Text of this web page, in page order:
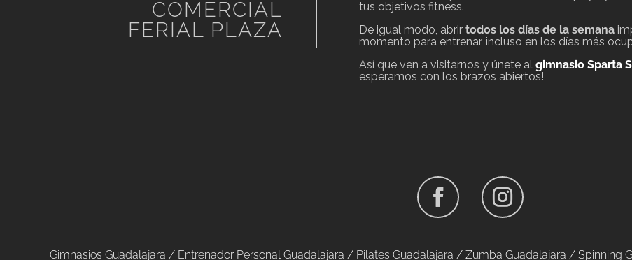
COMERCIAL
FERIAL PLAZA
tus objetivos fitness.
De igual modo, abrir todos los días de la semana
momento para entrenar, incluso en los días más
Así que ven a visitarnos y únete al gimnasio Sparta
esperamos con los brazos abiertos!
Gimnasios Guadalajara / Entrenador Personal Guadalajara / Pilates Guadalajara / Zumba Guadalajara / Spinning